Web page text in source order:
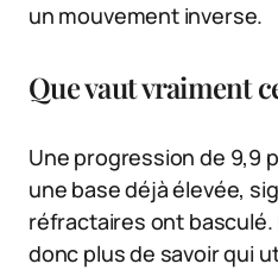
un mouvement inverse.
Que vaut vraiment
Une progression de 9,9
une base déjà élevée,
réfractaires ont basculé.
donc plus de savoir qui